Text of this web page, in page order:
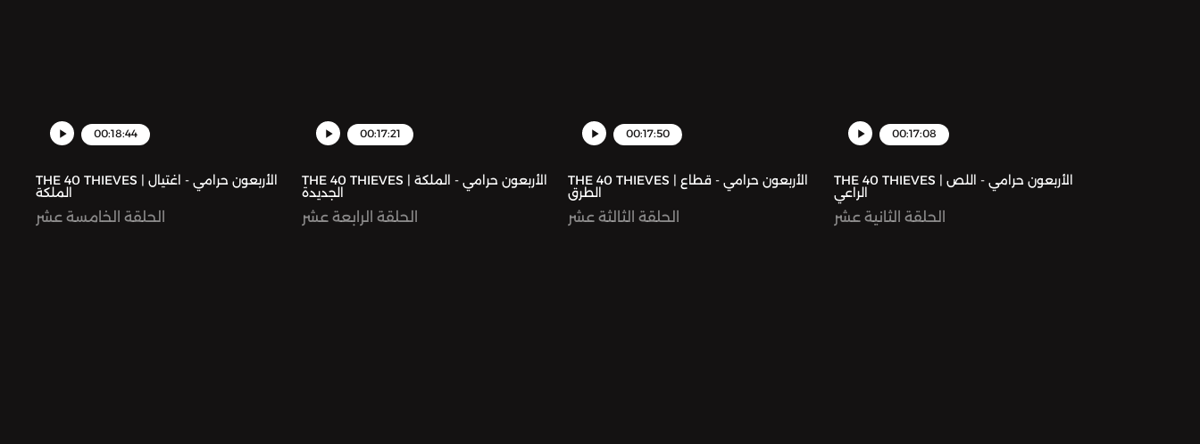
00:18:44
THE 40 THIEVES | الأربعون حرامي - اغتيال
الملكة
الحلقة الخامسة عشر
00:17:21
THE 40 THIEVES | الأربعون حرامي - الملكة
الجديدة
الحلقة الرابعة عشر
00:17:50
THE 40 THIEVES | الأربعون حرامي - قطاع
الطرق
الحلقة الثالثة عشر
00:17:08
THE 40 THIEVES | الأربعون حرامي - اللص
الراعي
الحلقة الثانية عشر